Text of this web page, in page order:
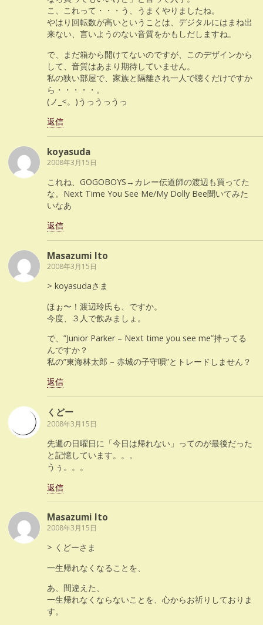
こ、これって・・・う、うまくやりましたね。
やはり回転数が高いということは、デジタルにはまね出
来ない、言いようのない音質をかもしだしますね。
で、まだ箱から開けてないのですが、このデザインから
して、音質はあまり期待していません。
私の狭い部屋で、家族と隔離され一人で聴くだけですか
ら・・・・・。
(ノ_<。)うっうっうっ
返信
koyasuda
2008年3月15日
これね、GOGOBOYS→カレー伝道師の渡辺も買ってた
な。Next Time You See Me/My Dolly Bee聞いてみた
いなあ
返信
Masazumi Ito
2008年3月15日
> koyasudaさま
ほぉ〜！渡辺玲氏も、ですか。
今度、３人で飲みましょ。
で、”Junior Parker – Next time you see me”持ってる
んですか？
私の”東海林太郎 – 赤城の子守唄”とトレードしません？
返信
くどー
2008年3月15日
先週の日曜日に「今日は帰れない」ってのが最後だった
と記憶しています。。。
うぅ。。。
返信
Masazumi Ito
2008年3月15日
> くどーさま
一生帰れなくなることを、
あ、間違えた、
一生帰れなくならないことを、心からお祈りしておりま
す。